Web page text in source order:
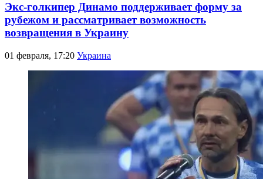
Экс-голкипер Динамо поддерживает форму за
рубежом и рассматривает возможность
возвращения в Украину
01 февраля, 17:20 Украина